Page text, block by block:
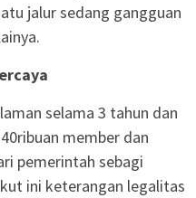
jalur sedang gangguan
selama 3 tahun dan
member dan
pemerintah sebagi
ini keterangan legalitas